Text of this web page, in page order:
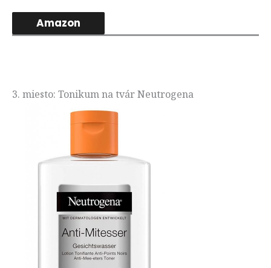
Amazon
3. miesto: Tonikum na tvár Neutrogena